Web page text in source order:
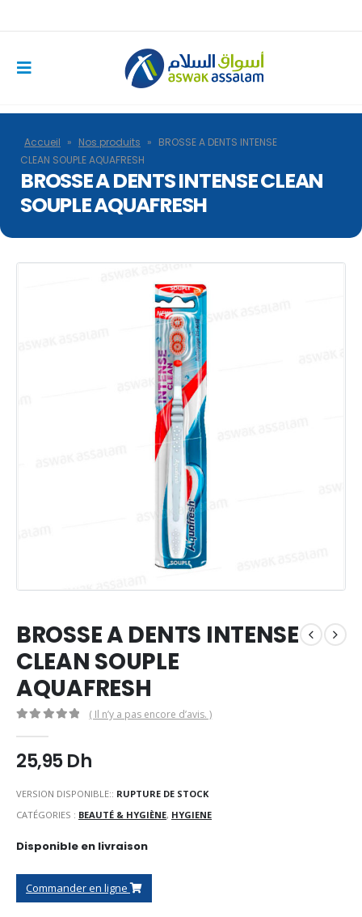
Accueil » Nos produits » BROSSE A DENTS INTENSE
CLEAN SOUPLE AQUAFRESH
BROSSE A DENTS INTENSE CLEAN
SOUPLE AQUAFRESH
BROSSE A DENTS INTENSE
CLEAN SOUPLE
AQUAFRESH
( Il n’y a pas encore d’avis. )
25,95Dh
VERSION DISPONIBLE:: RUPTURE DE STOCK
CATÉGORIES : BEAUTÉ & HYGIÈNE, HYGIENE
Disponible en livraison
Commander en ligne